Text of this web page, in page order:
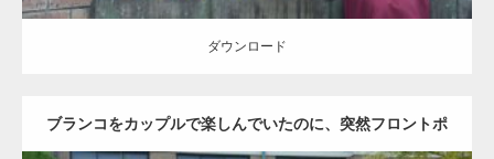
ダウンロード
ブランコをカップルで楽しんでいたのに、突然フロントポ